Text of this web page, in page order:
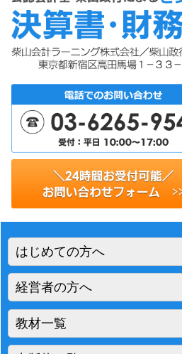
はじめての方へ
経営者の方へ
教材一覧